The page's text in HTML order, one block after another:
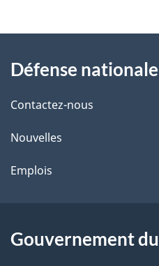
i
l
s
d
l
propos
de
ce
site
Défense nationale
Contactez-nous
Nouvelles
Emplois
Gouvernement